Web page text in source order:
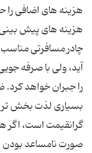
هزینه های اضافی را
هزینه های پیش
چادر مسافرتی
آید، ولی با صرفه
را جبران خواهد کرد.
بسیاری لذت بخش تر
گرانقیمت است، اگر
صورت نامساعد بودن